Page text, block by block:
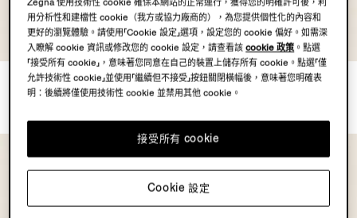
淺灰褐色棉質棒球帽
HK$4500.0
深靛藍棉質棒球帽
HK$4500.0
Zegna 使用技術性 cookie 確保本網站的正常運行，獲得您的明確許可後，利
用分析性和建檔性 cookie（我方或協力廠商的），為您提供個性化的內容和
更好的瀏覽體驗。請使用「Cookie 設定」選項，設定您的 cookie 偏好。如需深
入瞭解 cookie 資訊或修改您的 cookie 設定，請查看該cookie 政策 。點選
「接受所有 cookie」，意味著您同意在自己的裝置上儲存所有 cookie。點選「僅
允許技術性 cookie」並使用「繼續但不接受」按鈕關閉橫幅後，意味著您明確表
明：後續將僅使用技術性 cookie 並禁用其他 cookie。
接受所有 cookie
Cookie 設定